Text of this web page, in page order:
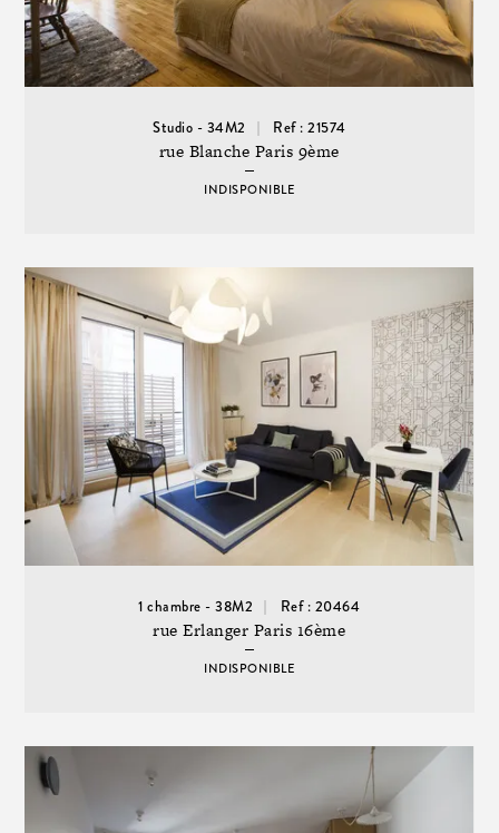
Studio - 34M2 Ref : 21574
rue Blanche Paris 9ème
INDISPONIBLE
1 chambre - 38M2 Ref : 20464
rue Erlanger Paris 16ème
INDISPONIBLE